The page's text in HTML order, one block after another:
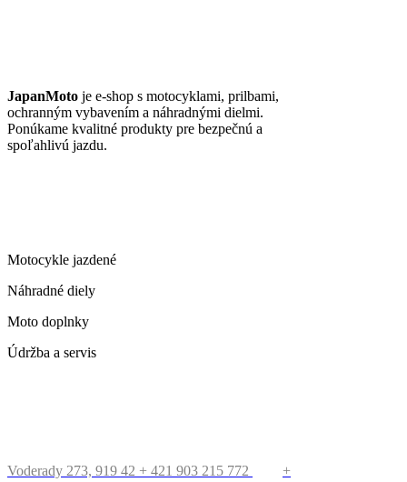
JapanMoto je e-shop s motocyklami, prilbami,
ochranným vybavením a náhradnými dielmi.
Ponúkame kvalitné produkty pre bezpečnú a
spoľahlivú jazdu.
Motocykle jazdené
Náhradné diely
Moto doplnky
Údržba a servis
Voderady 273, 919 42 + 421 903 215 772
+